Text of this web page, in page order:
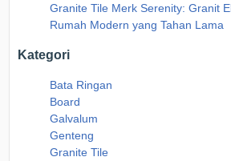
Granite Tile Merk Serenity: Granit
Rumah Modern yang Tahan Lama
Kategori
Bata Ringan
Board
Galvalum
Genteng
Granite Tile